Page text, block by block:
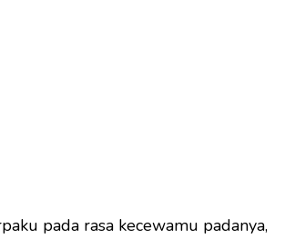
pada rasa kecewamu padanya,